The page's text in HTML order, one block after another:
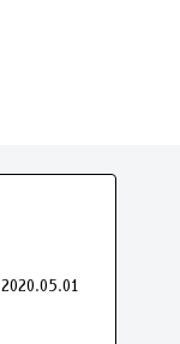
2020.05.01